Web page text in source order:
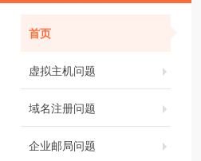
首页
虚拟主机问题
域名注册问题
企业邮局问题